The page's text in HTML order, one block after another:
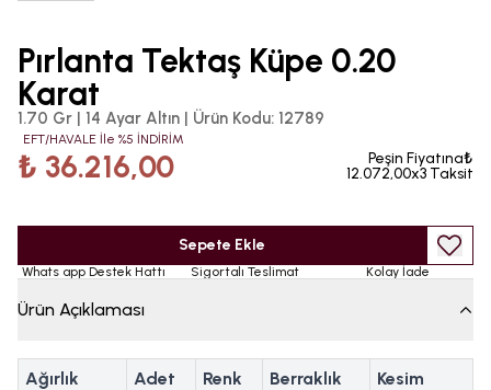
Pırlanta Tektaş Küpe 0.20
Karat
1.70 Gr | 14 Ayar Altın | Ürün Kodu: 12789
EFT/HAVALE İle %5 İNDİRİM
₺ 36.216,00
Peşin Fiyatına₺
12.072,00x3 Taksit
Sepete Ekle
Whats app Destek Hattı Sigortalı Teslimat Kolay İade
Ürün Açıklaması
Ağırlık Adet Renk Berraklık
Kesim